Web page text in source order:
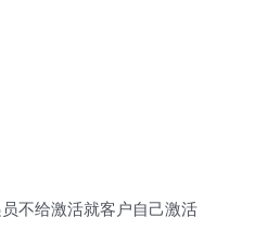
不给激活就客户自己激活